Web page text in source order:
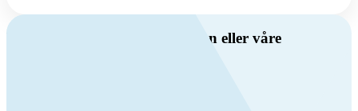
Har du spørsmål om ventilasjon eller våre